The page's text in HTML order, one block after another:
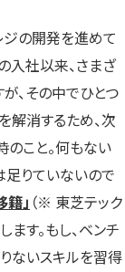
開
き
ま
す）
開
き
ま
す）
開
き
ま
す）
ジの開発を進めて
入社以来、さまざ
、その中でひとつ
解消するため、次
こと。何もない
りていないので
籍」 （※ 東芝テック
ます。もし、ベンチ
ないスキルを習得